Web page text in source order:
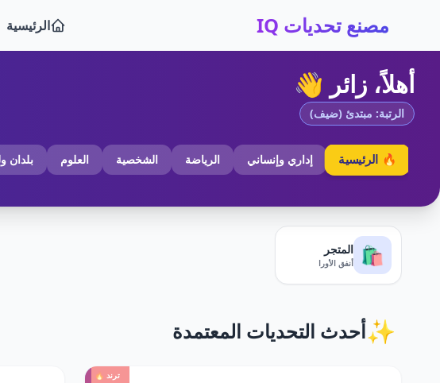
مصنع تحديات IQ الرئيسية
أهلاً، زائر 👋
الرتبة: مبتدئ (ضيف)
🔥 الرئيسية إداري وإنساني الرياضة الشخصية العلوم بلدان
🛍️ المتجر
أنفق الأورا
✨أحدث التحديات المعتمدة
ترند 🔥